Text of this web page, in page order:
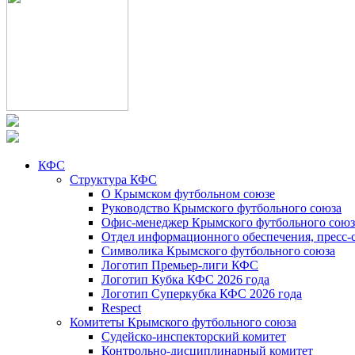
КФС
Структура КФС
О Крымском футбольном союзе
Руководство Крымского футбольного союза
Офис-менеджер Крымского футбольного
Отдел информационного обеспечения, пресс-
Символика Крымского футбольного союза
Логотип Премьер-лиги КФС
Логотип Кубка КФС 2026 года
Логотип Суперкубка КФС 2026 года
Respect
Комитеты Крымского футбольного союза
Судейско-инспекторский комитет
Контрольно-дисциплинарный комитет